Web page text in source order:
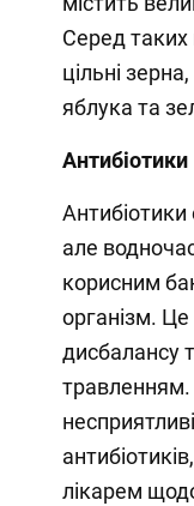
Серед таких
цільні
яблука та
Антибіотики
Антибіотики
але
корисним
організм.
дисбалансу
травленням.
лікарем